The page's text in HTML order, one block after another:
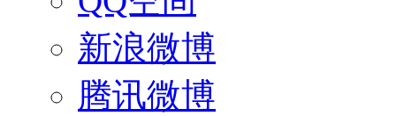
新浪微博
腾讯微博